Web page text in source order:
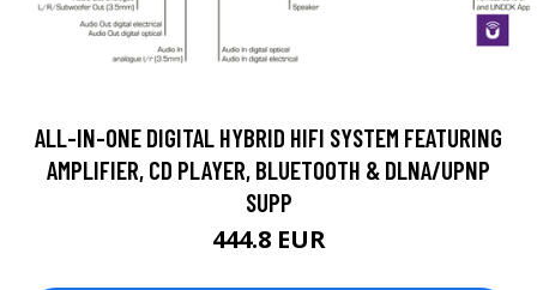
ALL-IN-ONE DIGITAL HYBRID HIFI SYSTEM FEATURING
AMPLIFIER, CD PLAYER, BLUETOOTH & DLNA/UPNP
SUPP
444.8 EUR